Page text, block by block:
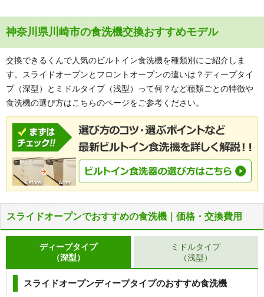
神奈川県川崎市の食洗機交換おすすめモデル
交換できるくんで人気のビルトイン食洗機を種類別にご紹介しま
す。スライドオープンとフロントオープンの違いは？ディープタイ
プ（深型）とミドルタイプ（浅型）って何？など種類ごとの特徴や
食洗機の選び方はこちらのページをご参考ください。
スライドオープンでおすすめの食洗機｜価格・交換費用
ディープタイプ
（深型）
スライドオープンディープタイプのおすすめ食洗機
ミドルタイプ
（浅型）